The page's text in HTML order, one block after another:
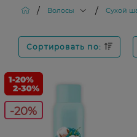
/ Волосы / Сухой
Сортировать по:
-20%